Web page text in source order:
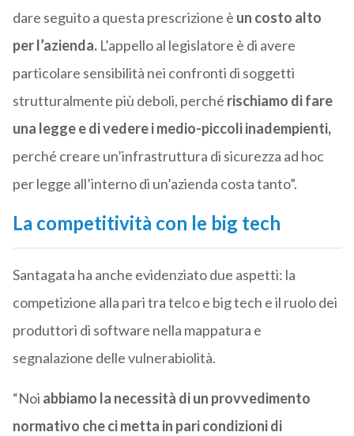
dare seguito a questa prescrizione è un costo alto
per l’azienda. L’appello al legislatore è di avere
particolare sensibilità nei confronti di soggetti
strutturalmente più deboli, perché rischiamo di fare
una legge e di vedere i medio-piccoli inadempienti,
perché creare un’infrastruttura di sicurezza ad hoc
per legge all’interno di un’azienda costa tanto”.
La competitività con le big tech
Santagata ha anche evidenziato due aspetti: la
competizione alla pari tra telco e big tech e il ruolo dei
produttori di software nella mappatura e
segnalazione delle vulnerabiolità.
“Noi abbiamo la necessità di un provvedimento
normativo che ci metta in pari condizioni di